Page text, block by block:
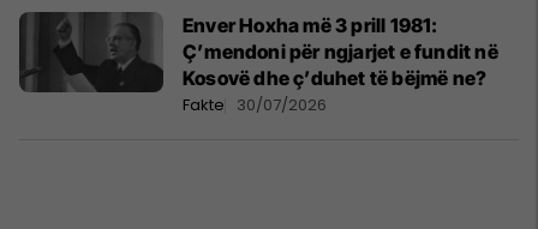
Enver Hoxha më 3 prill 1981:
Ç’mendoni për ngjarjet e fundit në
Kosovë dhe ç’duhet të bëjmë ne?
Fakte 30/07/2026